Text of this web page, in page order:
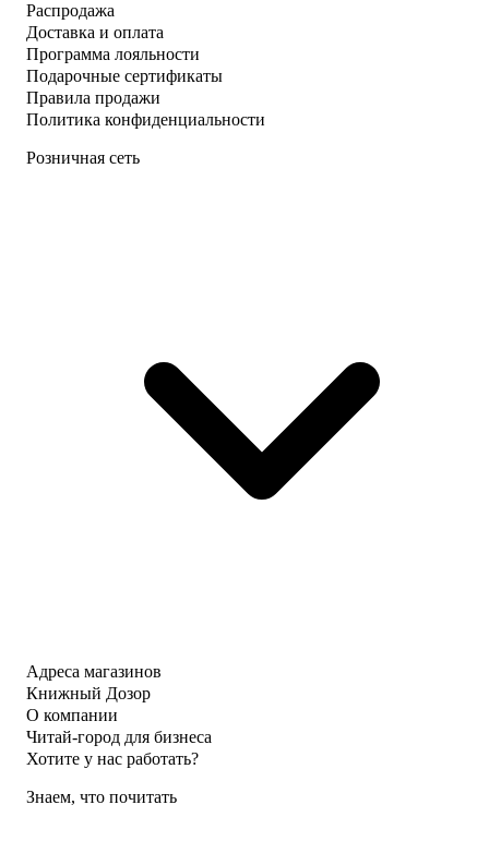
Распродажа
Доставка и оплата
Программа лояльности
Подарочные сертификаты
Правила продажи
Политика конфиденциальности
Розничная сеть
Адреса магазинов
Книжный Дозор
О компании
Читай-город для бизнеса
Хотите у нас работать?
Знаем, что почитать